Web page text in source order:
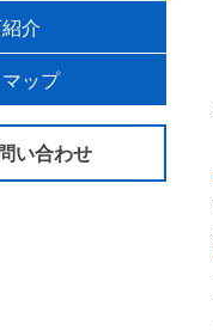
介
ップ
い合わせ